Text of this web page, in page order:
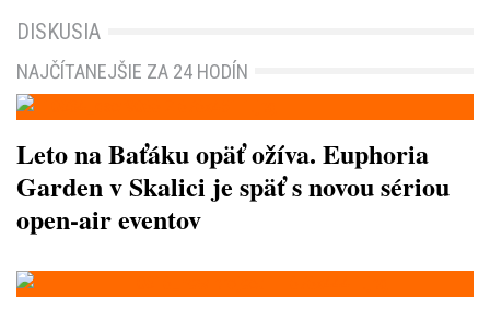
DISKUSIA
NAJČÍTANEJŠIE ZA 24 HODÍN
Leto na Baťáku opäť ožíva. Euphoria
Garden v Skalici je späť s novou sériou
open-air eventov